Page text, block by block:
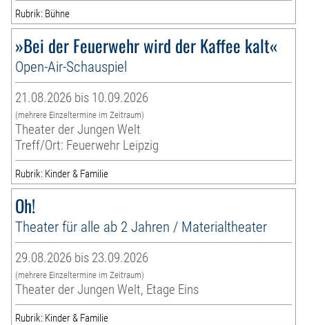
Rubrik: Bühne
»Bei der Feuerwehr wird der Kaffee kalt«
Open-Air-Schauspiel
21.08.2026 bis 10.09.2026
(mehrere Einzeltermine im Zeitraum)
Theater der Jungen Welt
Treff/Ort: Feuerwehr Leipzig
Rubrik: Kinder & Familie
Oh!
Theater für alle ab 2 Jahren / Materialtheater
29.08.2026 bis 23.09.2026
(mehrere Einzeltermine im Zeitraum)
Theater der Jungen Welt, Etage Eins
Rubrik: Kinder & Familie